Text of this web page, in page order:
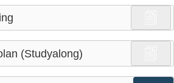
(Studyalong)